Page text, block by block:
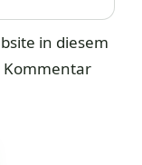
in diesem